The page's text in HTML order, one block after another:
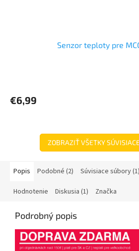
Senzor teploty pre
€6,99
ZOBRAZIŤ VŠETKY
Popis Podobné (2) Súvisiace súbory (1)
Hodnotenie Diskusia (1) Značka
Podrobný popis